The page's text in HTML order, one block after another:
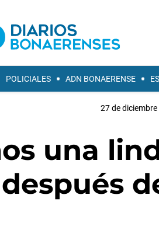
POLICIALES ADN BONAERENSE
27 de diciembre
una